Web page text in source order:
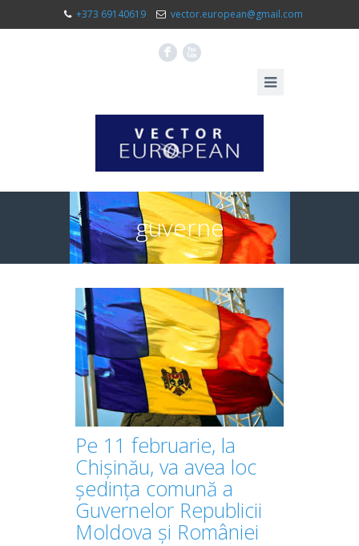
+373 69140619 vector.european@gmail.com
F X
guverne
Pe 11 februarie, la
Chișinău, va avea loc
ședința comună a
Guvernelor Republicii
Moldova și României